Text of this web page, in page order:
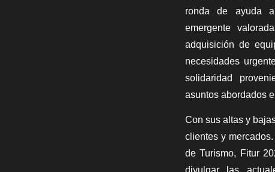
ronda de ayuda
emergente
adquisición de
necesidades
solidaridad
asuntos abordados
Con sus altas y
clientes y
de Turismo, Fitur
divulgar las